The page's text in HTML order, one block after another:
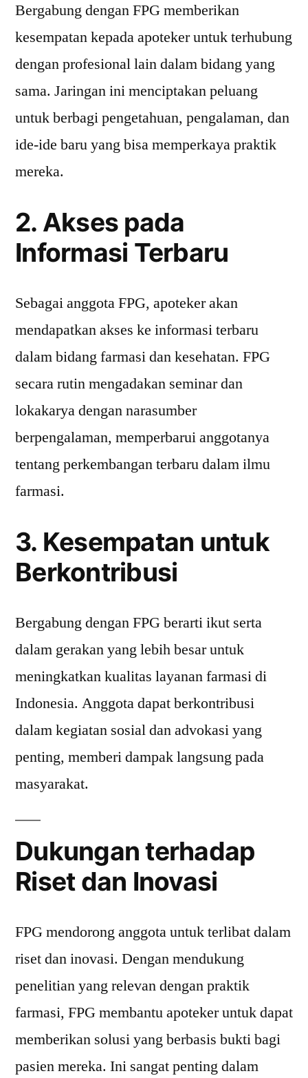
Bergabung dengan FPG memberikan
kesempatan kepada apoteker untuk terhubung
dengan profesional lain dalam bidang yang
sama. Jaringan ini menciptakan peluang
untuk berbagi pengetahuan, pengalaman, dan
ide-ide baru yang bisa memperkaya praktik
mereka.
2. Akses pada
Informasi Terbaru
Sebagai anggota FPG, apoteker akan
mendapatkan akses ke informasi terbaru
dalam bidang farmasi dan kesehatan. FPG
secara rutin mengadakan seminar dan
lokakarya dengan narasumber
berpengalaman, memperbarui anggotanya
tentang perkembangan terbaru dalam ilmu
farmasi.
3. Kesempatan untuk
Berkontribusi
Bergabung dengan FPG berarti ikut serta
dalam gerakan yang lebih besar untuk
meningkatkan kualitas layanan farmasi di
Indonesia. Anggota dapat berkontribusi
dalam kegiatan sosial dan advokasi yang
penting, memberi dampak langsung pada
masyarakat.
Dukungan terhadap
Riset dan Inovasi
FPG mendorong anggota untuk terlibat dalam
riset dan inovasi. Dengan mendukung
penelitian yang relevan dengan praktik
farmasi, FPG membantu apoteker untuk dapat
memberikan solusi yang berbasis bukti bagi
pasien mereka. Ini sangat penting dalam